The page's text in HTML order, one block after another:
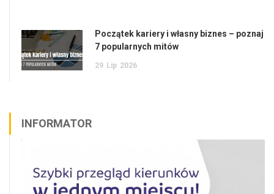
Początek kariery i własny biznes – poznaj
7 popularnych mitów
29 Lip 2026
INFORMATOR